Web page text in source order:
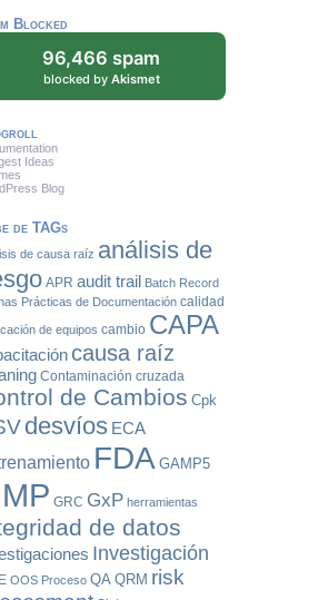
Blocked
96,466 spam
blocked by Akismet
Ideas
Blog
de TAGs
de causa raíz análisis de
APR audit trail Batch Record
Prácticas de Documentación calidad
de equipos cambio CAPA
causa raíz
Contaminación cruzada
de Cambios Cpk
desvíos ECA
FDA GAMP5
GRC GxP herramientas
de datos
Investigación
OOS Proceso QA QRM risk